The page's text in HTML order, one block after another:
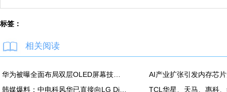
标签：
相关阅读